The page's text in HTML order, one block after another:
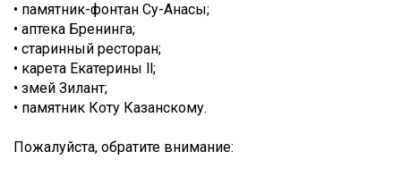
• памятник-фонтан Су-Анасы;
• аптека Бренинга;
• старинный ресторан;
• карета Екатерины ll;
• змей Зилант;
• памятник Коту Казанскому.
Пожалуйста, обратите внимание: